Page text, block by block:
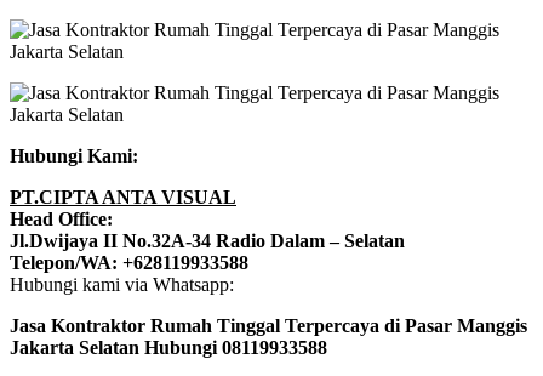
Hubungi Kami:
PT.CIPTA ANTA VISUAL
Head Office:
Jl.Dwijaya II No.32A-34 Radio Dalam – Selatan
Telepon/WA: +628119933588
Hubungi kami via Whatsapp:
Jasa Kontraktor Rumah Tinggal Terpercaya di Pasar Manggis
Jakarta Selatan Hubungi 08119933588